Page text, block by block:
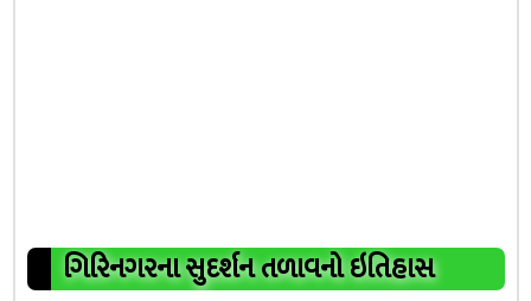
ગિરિનગરના સુદર્શન તળાવનો ઇતિહાસ